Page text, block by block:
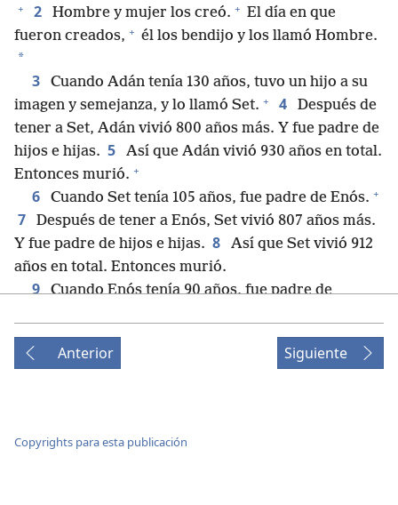
+ 2 Hombre y mujer los creó. + El día en que
fueron creados, + él los bendijo y los llamó Hombre.
*
3
Cuando Adán tenía 130 años, tuvo un hijo a su
imagen y semejanza, y lo llamó Set. + 4
Después de
tener a Set, Adán vivió 800 años más. Y fue padre de
hijos e hijas. 5
Así que Adán vivió 930 años en total.
Entonces murió. +
6 Cuando Set tenía 105 años, fue padre de Enós. +
7
Después de tener a Enós, Set vivió 807 años más.
Y fue padre de hijos e hijas. 8
Así que Set vivió 912
años en total. Entonces murió.
9 Cuando Enós tenía 90 años, fue padre de
815 años más. Y fue padre de hijos e hijas. 11 Así
que Enós vivió 905 años en total. Entonces murió.
hijas. 14
Así que Quenán vivió 910 años en total.
Anterior Siguiente
Copyrights para esta publicación